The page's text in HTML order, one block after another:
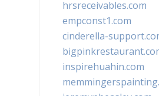
hrsreceivables.com
empconst1.com
cinderella-
inspirehuahin.com